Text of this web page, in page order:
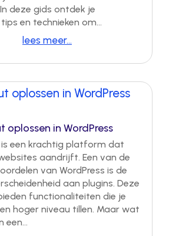
deze gids ontdek je
en technieken om...
lees meer...
oplossen in WordPress
is een krachtig platform dat
aandrijft. Een van de
van WordPress is de
aan plugins. Deze
functionaliteiten die je
hoger niveau tillen. Maar wat
een...